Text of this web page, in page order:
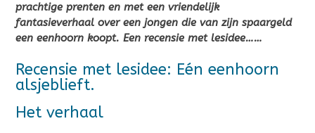
prachtige prenten en met een vriendelijk
fantasieverhaal over een jongen die van zijn spaargeld
een eenhoorn koopt. Een recensie met lesidee……
Recensie met lesidee: Eén eenhoorn
alsjeblieft.
Het verhaal